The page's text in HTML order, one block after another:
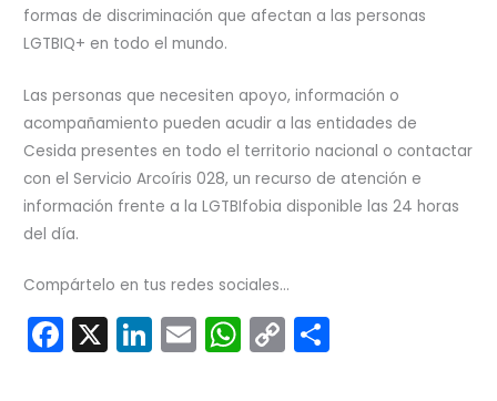
formas de discriminación que afectan a las personas
LGTBIQ+ en todo el mundo.
Las personas que necesiten apoyo, información o
acompañamiento pueden acudir a las entidades de
Cesida presentes en todo el territorio nacional o contactar
con el Servicio Arcoíris 028, un recurso de atención e
información frente a la LGTBIfobia disponible las 24 horas
del día.
Compártelo en tus redes sociales...
F X Li E W C